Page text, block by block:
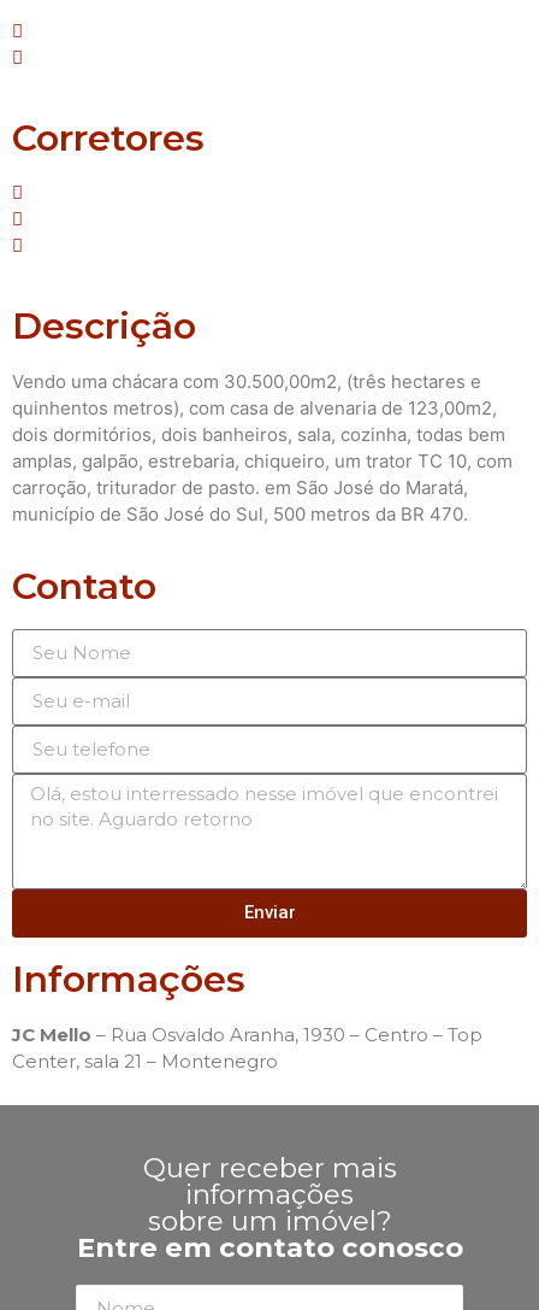
Corretores
Descrição
Vendo uma chácara com 30.500,00m2, (três hectares e
quinhentos metros), com casa de alvenaria de 123,00m2,
dois dormitórios, dois banheiros, sala, cozinha, todas bem
amplas, galpão, estrebaria, chiqueiro, um trator TC 10, com
carroção, triturador de pasto. em São José do Maratá,
município de São José do Sul, 500 metros da BR 470.
Contato
Enviar
Informações
JC Mello – Rua Osvaldo Aranha, 1930 – Centro – Top
Center, sala 21 – Montenegro
Quer receber mais
informações
sobre um imóvel?
Entre em contato conosco